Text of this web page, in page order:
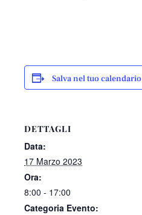
Salva nel tuo calendario
DETTAGLI
Data:
17 Marzo 2023
Ora:
8:00 - 17:00
Categoria Evento: